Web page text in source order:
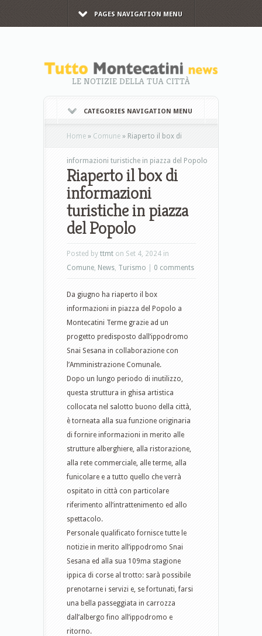
PAGES NAVIGATION MENU
LE NOTIZIE DELLA TUA CITTÀ
CATEGORIES NAVIGATION MENU
Home » Comune » Riaperto il box di
informazioni turistiche in piazza del Popolo
Riaperto il box di
informazioni
turistiche in piazza
del Popolo
Posted by ttmt on Set 4, 2024 in
Comune, News, Turismo 0 comments
Da giugno ha riaperto il box
informazioni in piazza del Popolo a
Montecatini Terme grazie ad un
progetto predisposto dall’ippodromo
Snai Sesana in collaborazione con
l’Amministrazione Comunale.
Dopo un lungo periodo di inutilizzo,
questa struttura in ghisa artistica
collocata nel salotto buono della città,
è torneata alla sua funzione originaria
di fornire informazioni in merito alle
strutture alberghiere, alla ristorazione,
alla rete commerciale, alle terme, alla
funicolare e a tutto quello che verrà
ospitato in città con particolare
riferimento all’intrattenimento ed allo
spettacolo.
Personale qualificato fornisce tutte le
notizie in merito all’ippodromo Snai
Sesana ed alla sua 109ma stagione
ippica di corse al trotto: sarà possibile
prenotarne i servizi e, se fortunati, farsi
una bella passeggiata in carrozza
dall’albergo fino all’ippodromo e
ritorno.